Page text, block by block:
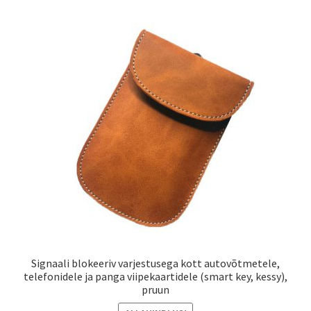
Signaali blokeeriv varjestusega kott autovõtmetele,
telefonidele ja panga viipekaartidele (smart key, kessy),
pruun